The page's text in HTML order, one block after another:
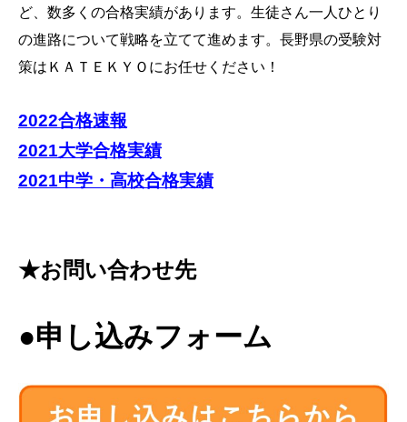
ど、数多くの合格実績があります。生徒さん一人ひとり
の進路について戦略を立てて進めます。長野県の受験対
策はＫＡＴＥＫＹＯにお任せください！
2022合格速報
2021大学合格実績
2021中学・高校合格実績
★お問い合わせ先
●申し込みフォーム